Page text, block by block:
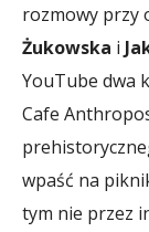
rozmowy przy
Żukowska i
YouTube dwa
Cafe
wpaść na
tym nie przez